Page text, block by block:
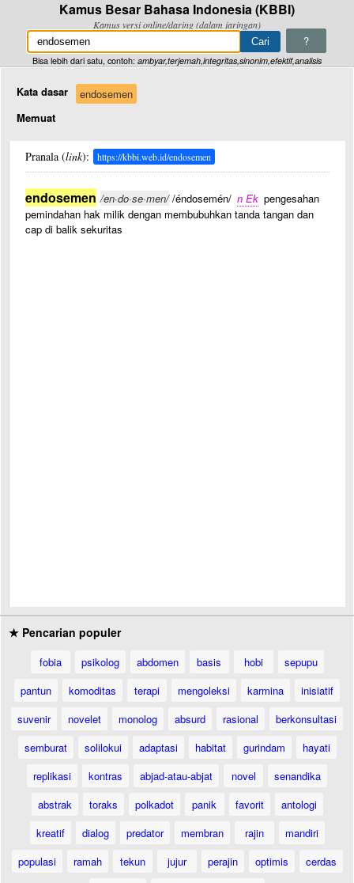
Kamus Besar Bahasa Indonesia (KBBI)
Kamus versi online/daring (dalam jaringan)
?
Bisa lebih dari satu, contoh: ambyar,terjemah,integritas,sinonim,efektif,analisis
Kata dasar
endosemen
Memuat
Pranala (link): https://kbbi.web.id/endosemen
endosemen /en·do·se·men//éndosemén/ n Ek pengesahan
pemindahan hak milik dengan membubuhkan tanda tangan dan
cap di balik sekuritas
★ Pencarian populer
fobia psikolog abdomen basis hobi
sepupu
pantun
komoditas terapi mengoleksi karmina
inisiatif
suvenir
novelet monolog absurd rasional
berkonsultasi
semburat
solilokui adaptasi habitat gurindam
hayati
replikasi
kontras abjad-atau-abjat novel
senandika
abstrak
toraks polkadot panik favorit
antologi
kreatif
dialog predator membran rajin
mandiri
populasi
ramah tekun jujur perajin optimis
cerdas